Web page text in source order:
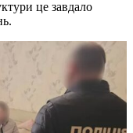
це завдало